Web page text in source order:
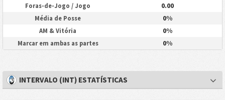
Foras-de-Jogo / Jogo 0.00
Média de Posse 0%
AM & Vitória 0%
Marcar em ambas as partes 0%
INTERVALO (INT) ESTATÍSTICAS